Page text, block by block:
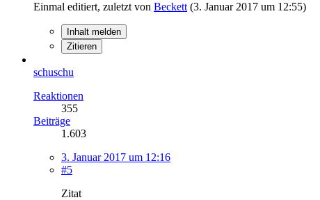
Einmal editiert, zuletzt von Beckett (3. Januar 2017 um 12:55)
Inhalt melden
Zitieren
schuschu
Reaktionen
355
Beiträge
1.603
3. Januar 2017 um 12:16
#5
Zitat